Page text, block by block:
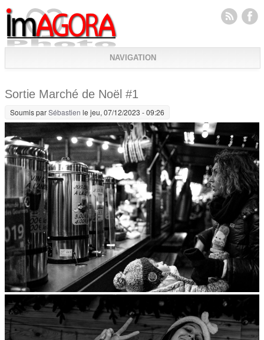
NAVIGATION
Sortie Marché de Noël #1
Soumis parSébastien le jeu, 07/12/2023 - 09:26